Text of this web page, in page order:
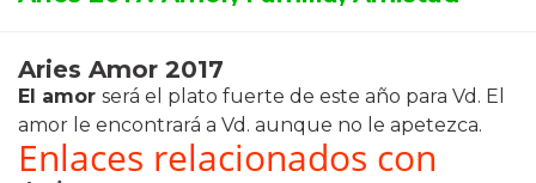
Aries Amor 2017
El amor será el plato fuerte de este año para Vd. El
amor le encontrará a Vd. aunque no le apetezca.
Enlaces relacionados con